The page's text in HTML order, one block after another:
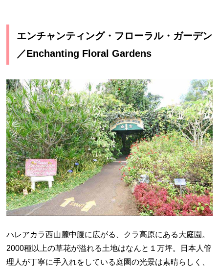
エンチャンティング・フローラル・ガーデン
／Enchanting Floral Gardens
ハレアカラ西山麓中腹に広がる、クラ高原にある大庭園。
2000種以上の草花が溢れる土地はなんと１万坪。日本人管
理人が丁寧に手入れをしている庭園の光景は素晴らしく、